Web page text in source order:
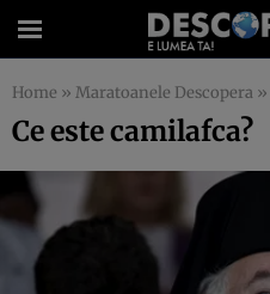
Home » Maratoanele Descopera »
Ce este camilafca?